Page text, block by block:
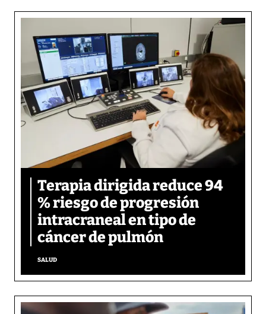
Terapia dirigida reduce 94
% riesgo de progresión
intracraneal en tipo de
cáncer de pulmón
SALUD